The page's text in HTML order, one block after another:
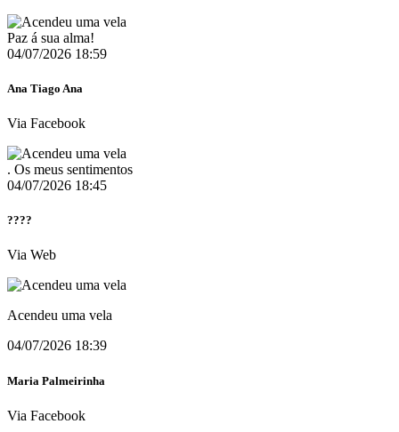
Paz á sua alma!
04/07/2026 18:59
Ana Tiago Ana
Via Facebook
. Os meus sentimentos
04/07/2026 18:45
????
Via Web
Acendeu uma vela
04/07/2026 18:39
Maria Palmeirinha
Via Facebook